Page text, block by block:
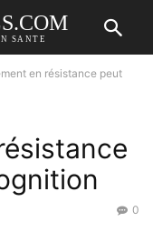
SANTE
en résistance peut
0